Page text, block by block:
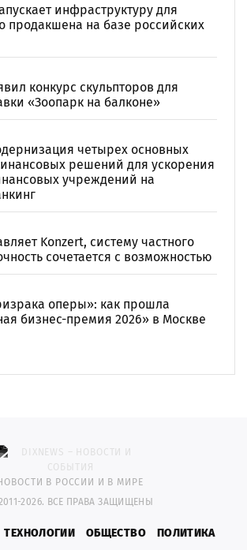
инфраструктуру для
продакшена на базе российских
конкурс скульпторов для
«Зоопарк на балконе»
четырех основных
решений для ускорения
учреждений на
Konzert, систему частного
сочетается с возможностью
оперы»: как прошла
бизнес-премия 2026» в Москве
В РОССИИ И В МИРЕ
2026. ВСЕ ПРАВА ЗАЩИЩЕНЫ
ТЕХНОЛОГИИ ОБЩЕСТВО ПОЛИТИКА